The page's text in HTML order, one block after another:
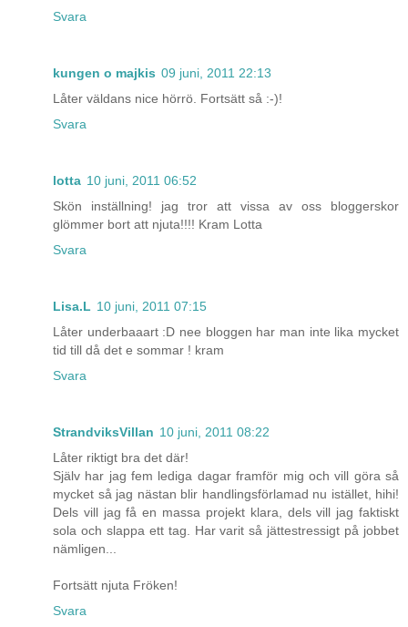
Svara
kungen o majkis 09 juni, 2011 22:13
Låter väldans nice hörrö. Fortsätt så :-)!
Svara
lotta 10 juni, 2011 06:52
Skön inställning! jag tror att vissa av oss bloggerskor
glömmer bort att njuta!!!! Kram Lotta
Svara
Lisa.L 10 juni, 2011 07:15
Låter underbaaart :D nee bloggen har man inte lika mycket
tid till då det e sommar ! kram
Svara
StrandviksVillan 10 juni, 2011 08:22
Låter riktigt bra det där!
Själv har jag fem lediga dagar framför mig och vill göra så
mycket så jag nästan blir handlingsförlamad nu istället, hihi!
Dels vill jag få en massa projekt klara, dels vill jag faktiskt
sola och slappa ett tag. Har varit så jättestressigt på jobbet
nämligen...
Fortsätt njuta Fröken!
Svara